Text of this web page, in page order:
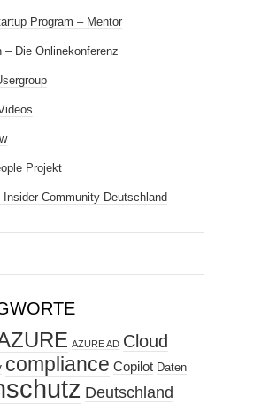
Program – Mentor
– Die Onlinekonferenz
Projekt
Insider Community Deutschland
AZURE AD Cloud
compliance Copilot Daten
Deutschland